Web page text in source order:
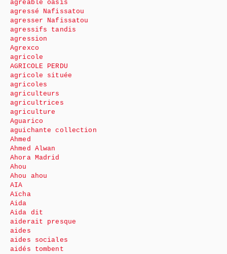
agréable oasis
agressé Nafissatou
agresser Nafissatou
agressifs tandis
agression
Agrexco
agricole
AGRICOLE PERDU
agricole située
agricoles
agriculteurs
agricultrices
agriculture
Aguarico
aguichante collection
Ahmed
Ahmed Alwan
Ahora Madrid
Ahou
Ahou ahou
AIA
Aïcha
Aida
Aida dit
aiderait presque
aides
aides sociales
aidés tombent